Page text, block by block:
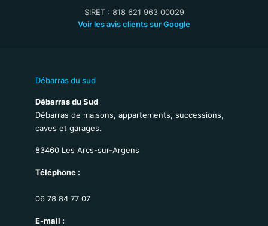
SIRET : 818 621 963 00029
Voir les avis clients sur Google
Débarras du sud
Débarras du Sud
Débarras de maisons, appartements, successions,
caves et garages.
83460 Les Arcs-sur-Argens
Téléphone :
06 78 84 77 07
E-mail :